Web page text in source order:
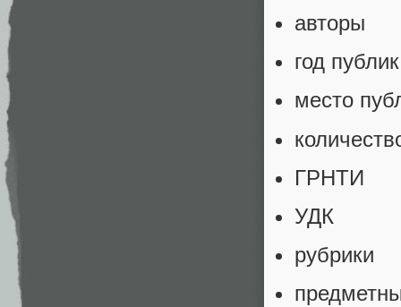
авторы
год
место
ГРНТИ
УДК
рубрики